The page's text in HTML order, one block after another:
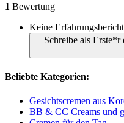
1 Bewertung
Keine
Schreibe als
Beliebte Kategorien:
Gesichtscremen aus
BB & CC Creams und